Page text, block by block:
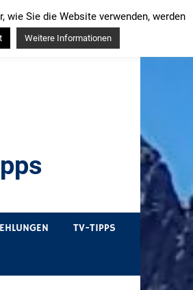
TV-TIPPS
Sie die Website verwenden, werden
Weitere Informationen